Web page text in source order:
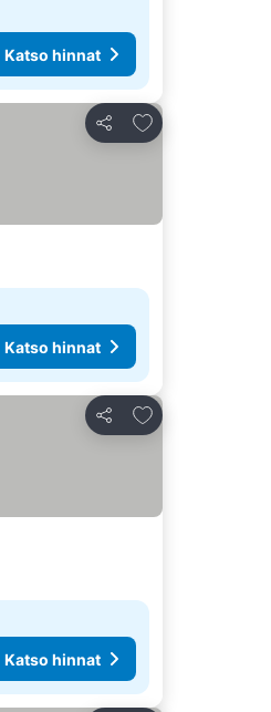
Katso hinnat
Jaa
Lisää suosikkeihin
Katso hinnat
Jaa
Lisää suosikkeihin
Katso hinnat